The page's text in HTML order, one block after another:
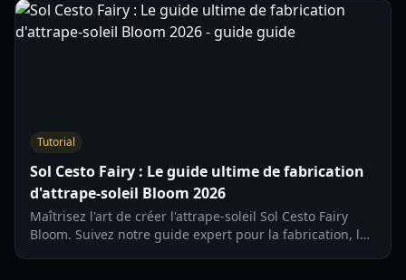
Tutorial
Sol Cesto Fairy : Le guide ultime de fabrication
d'attrape-soleil Bloom 2026
Maîtrisez l'art de créer l'attrape-soleil Sol Cesto Fairy
Bloom. Suivez notre guide expert pour la fabrication, la